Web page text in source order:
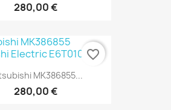
280,00 €
MK386855...
280,00 €
favorite_border